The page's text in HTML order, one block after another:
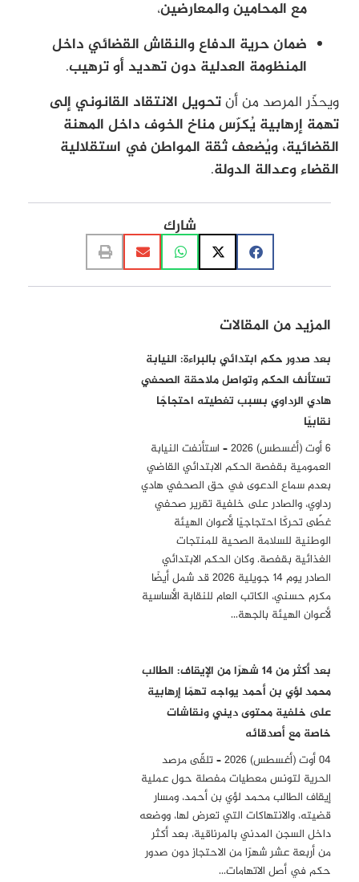
مع المحامين والمعارضين،
ضمان حرية الدفاع والنقاش القضائي داخل
المنظومة العدلية دون تهديد أو ترهيب.
ويحذّر المرصد من أنتحويل الانتقاد القانوني إلى
تهمة إرهابية يُكرّس مناخ الخوف داخل المهنة
القضائية، ويُضعف ثقة المواطن في استقلالية
القضاء وعدالة الدولة.
شارك
المزيد من المقالات
بعد صدور حكم ابتدائي بالبراءة: النيابة
تستأنف الحكم وتواصل ملاحقة الصحفي
هادي الرداوي بسبب تغطيته احتجاجًا
نقابيًا
6 أوت (أغسطس) 2026 – استأنفت النيابة
العمومية بقفصة الحكم الابتدائي القاضي
بعدم سماع الدعوى في حق الصحفي هادي
رداوي، والصادر على خلفية تقرير صحفي
غطّى تحركًا احتجاجيًا لأعوان الهيئة
الوطنية للسلامة الصحية للمنتجات
الغذائية بقفصة. وكان الحكم الابتدائي
الصادر يوم 14 جويلية 2026 قد شمل أيضًا
مكرم حسني، الكاتب العام للنقابة الأساسية
لأعوان الهيئة بالجهة…
بعد أكثر من 14 شهرًا من الإيقاف: الطالب
محمد لؤي بن أحمد يواجه تهمًا إرهابية
على خلفية محتوى ديني ونقاشات
خاصة مع أصدقائه
04 أوت (أغسطس) 2026 – تلقّى مرصد
الحرية لتونس معطيات مفصلة حول عملية
إيقاف الطالب محمد لؤي بن أحمد، ومسار
قضيته، والانتهاكات التي تعرض لها، ووضعه
داخل السجن المدني بالمرناقية، بعد أكثر
من أربعة عشر شهرًا من الاحتجاز دون صدور
حكم في أصل الاتهامات…